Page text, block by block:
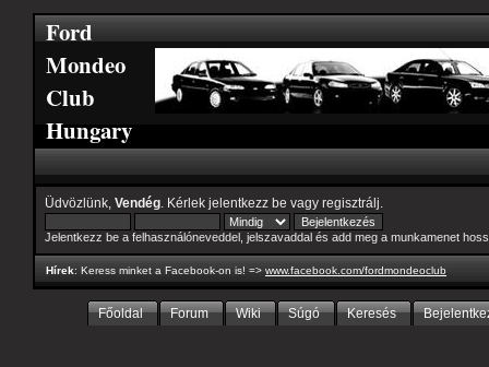
Ford
Mondeo
Club
Hungary
Üdvözlünk, Vendég . Kérlek jelentkezz be vagy regisztrálj
Jelentkezz be a felhasználóneveddel, jelszavaddal és add meg a munkamenet
Hírek: Keress minket a Facebook-on is! => www.facebook.com/fordmondeoclub
Főoldal Forum Wiki Súgó Keresés